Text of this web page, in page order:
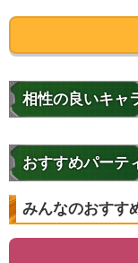
相性の良いキャ
おすすめパーテ
みんなのおすす